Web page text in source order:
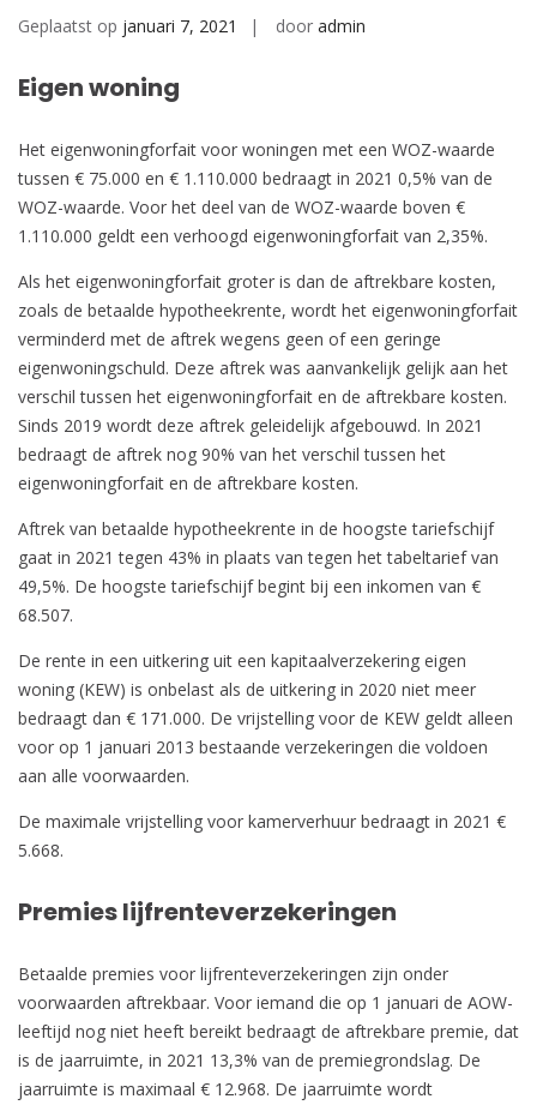
Geplaatst op januari 7, 2021 door admin
Eigen woning
Het eigenwoningforfait voor woningen met een WOZ-waarde
tussen € 75.000 en € 1.110.000 bedraagt in 2021 0,5% van de
WOZ-waarde. Voor het deel van de WOZ-waarde boven €
1.110.000 geldt een verhoogd eigenwoningforfait van 2,35%.
Als het eigenwoningforfait groter is dan de aftrekbare kosten,
zoals de betaalde hypotheekrente, wordt het eigenwoningforfait
verminderd met de aftrek wegens geen of een geringe
eigenwoningschuld. Deze aftrek was aanvankelijk gelijk aan het
verschil tussen het eigenwoningforfait en de aftrekbare kosten.
Sinds 2019 wordt deze aftrek geleidelijk afgebouwd. In 2021
bedraagt de aftrek nog 90% van het verschil tussen het
eigenwoningforfait en de aftrekbare kosten.
Aftrek van betaalde hypotheekrente in de hoogste tariefschijf
gaat in 2021 tegen 43% in plaats van tegen het tabeltarief van
49,5%. De hoogste tariefschijf begint bij een inkomen van €
68.507.
De rente in een uitkering uit een kapitaalverzekering eigen
woning (KEW) is onbelast als de uitkering in 2020 niet meer
bedraagt dan € 171.000. De vrijstelling voor de KEW geldt alleen
voor op 1 januari 2013 bestaande verzekeringen die voldoen
aan alle voorwaarden.
De maximale vrijstelling voor kamerverhuur bedraagt in 2021 €
5.668.
Premies lijfrenteverzekeringen
Betaalde premies voor lijfrenteverzekeringen zijn onder
voorwaarden aftrekbaar. Voor iemand die op 1 januari de AOW-
leeftijd nog niet heeft bereikt bedraagt de aftrekbare premie, dat
is de jaarruimte, in 2021 13,3% van de premiegrondslag. De
jaarruimte is maximaal € 12.968. De jaarruimte wordt